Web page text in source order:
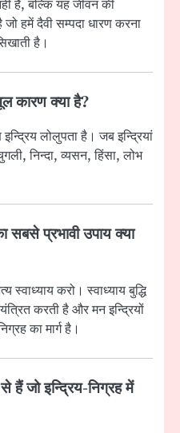
है, बल्कि यह जीवन की
जो हमें दैवी सम्पदा धारण करना
है।
कारण क्या है?
लोलुपता है। जब इन्द्रियां
निन्दा, व्यसन, हिंसा, लोभ
सबसे प्रभावी उपाय क्या
स्वाध्याय करो। स्वाध्याय बुद्धि
करती है और मन इन्द्रियों
का मार्ग है।
हैं जो इन्द्रिय-निग्रह में